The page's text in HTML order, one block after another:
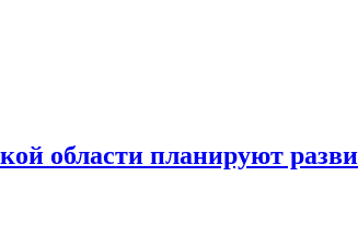
области планируют